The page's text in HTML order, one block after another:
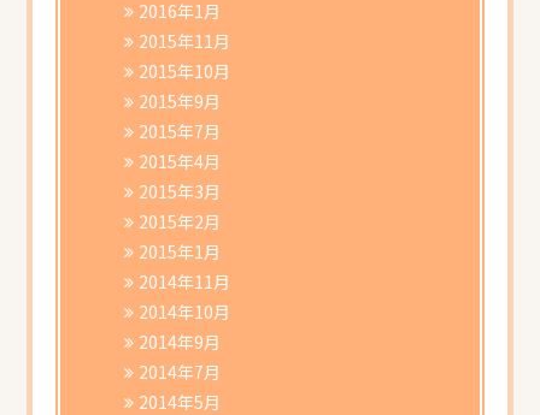
2016年1月
2015年11月
2015年10月
2015年9月
2015年7月
2015年4月
2015年3月
2015年2月
2015年1月
2014年11月
2014年10月
2014年9月
2014年7月
2014年5月